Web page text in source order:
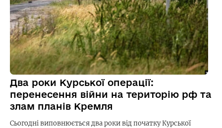
Два роки Курської операції:
перенесення війни на територію рф та
злам планів Кремля
Сьогодні виповнюється два роки від початку Курської